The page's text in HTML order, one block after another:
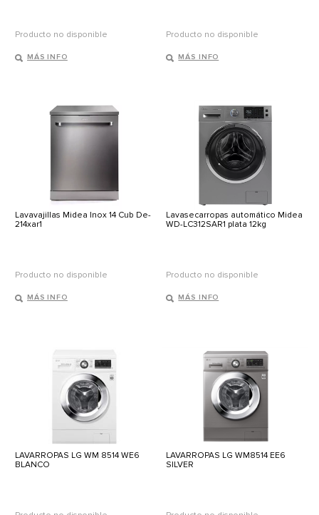
Producto no disponible
MÁS INFO
Producto no disponible
MÁS INFO
Lavavajillas Midea Inox 14 Cub De-
214xar1
Producto no disponible
MÁS INFO
Lavasecarropas automático Midea
WD-LC312SAR1 plata 12kg
Producto no disponible
MÁS INFO
LAVARROPAS LG WM 8514 WE6
BLANCO
LAVARROPAS LG WM8514 EE6
SILVER